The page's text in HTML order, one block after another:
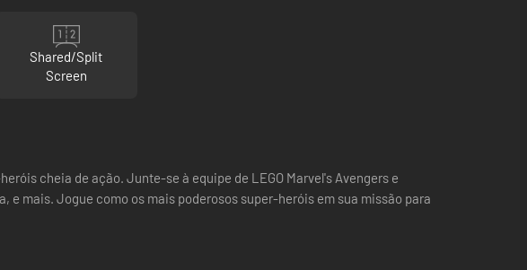
Shared/Split
Screen
cheia de ação. Junte-se à equipe de LEGO Marvel's Avengers e
mais. Jogue como os mais poderosos super-heróis em sua missão para